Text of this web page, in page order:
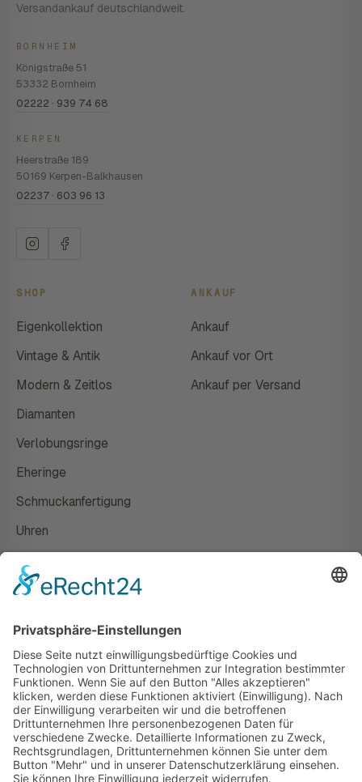
Versandankauf deutschlandweit.
BORNHEIM
Königstraße 51
53332 Bornheim
02222 · 939 74 68
KERPEN
Heerstraße 189
50169 Kerpen-Balkhausen
02237 · 603 96 13
SHOP
Eigenkollektion
Vintage & Antik
Modern & Zeitlos
Diamanten
Verlobungsringe
Eheringe
Schmuckanfertigung
Uhren
ANKAUF
Ankauf
Ankauf vor Ort
Ankauf per Versand
Susanne Steiger
Geschäfte
Newsletter
Kontakt